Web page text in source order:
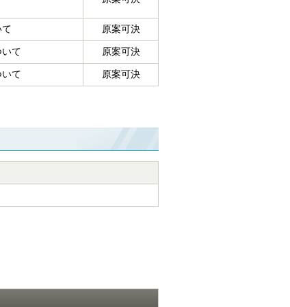
原案可決
て 原案可決
て 原案可決